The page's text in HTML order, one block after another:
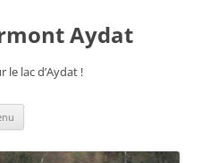
Aydat
le lac d’Aydat !